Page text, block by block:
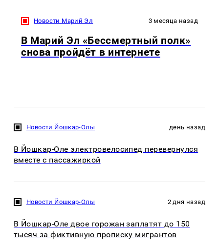
Новости Марий Эл 3 месяца назад
В Марий Эл «Бессмертный полк»
снова пройдёт в интернете
Новости Йошкар-Олы день назад
В Йошкар-Оле электровелосипед перевернулся
вместе с пассажиркой
Новости Йошкар-Олы 2 дня назад
В Йошкар-Оле двое горожан заплатят до 150
тысяч за фиктивную прописку мигрантов